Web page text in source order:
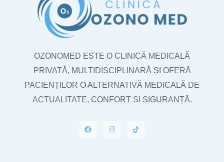
OZONOMED ESTE O CLINICĂ MEDICALĂ
PRIVATĂ, MULTIDISCIPLINARĂ ȘI OFERĂ
PACIENȚILOR O ALTERNATIVĂ MEDICALĂ DE
ACTUALITATE, CONFORT SI SIGURANȚĂ.